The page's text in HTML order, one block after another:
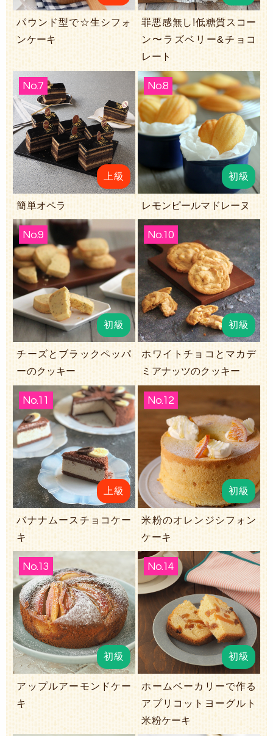
パウンド型で☆生シフォ
ンケーキ
罪悪感無し!低糖質スコー
ン〜ラズベリー&チョコ
レート
No.7
上級
簡単オペラ
No.8
初級
レモンピールマドレーヌ
No.9
初級
チーズとブラックペッパ
ーのクッキー
No.10
初級
ホワイトチョコとマカデ
ミアナッツのクッキー
No.11
上級
バナナムースチョコケー
キ
No.12
初級
米粉のオレンジシフォン
ケーキ
No.13
初級
アップルアーモンドケー
キ
No.14
初級
ホームベーカリーで作る
アプリコットヨーグルト
米粉ケーキ